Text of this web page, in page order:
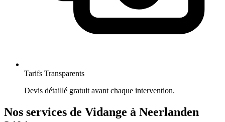
Tarifs Transparents
Devis détaillé gratuit avant chaque intervention.
Nos services de Vidange à Neerlanden